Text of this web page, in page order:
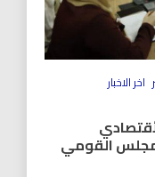
اخر الاخبار
القومي